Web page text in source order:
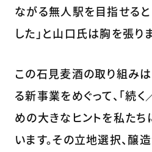
ながる無人駅を目指せる
した」と山口氏は胸を張りま
この石見麦酒の取り組み
る新事業をめぐって、「続く
めの大きなヒントを私たち
います。その立地選択、醸